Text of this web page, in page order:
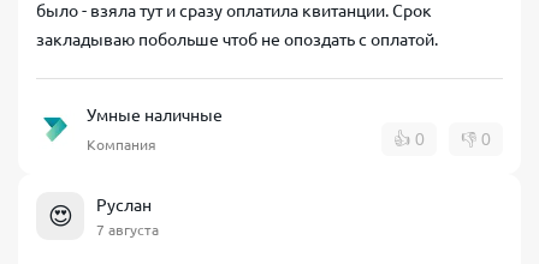
было - взяла тут и сразу оплатила квитанции. Срок
закладываю побольше чтоб не опоздать с оплатой.
Умные наличные
Компания 👍 0 👎 0
😍 Руслан
7 августа